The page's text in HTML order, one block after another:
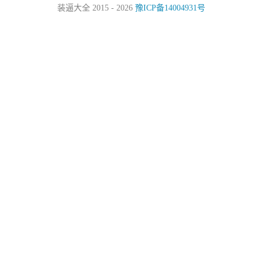
装逼大全 2015 - 2026 豫ICP备14004931号